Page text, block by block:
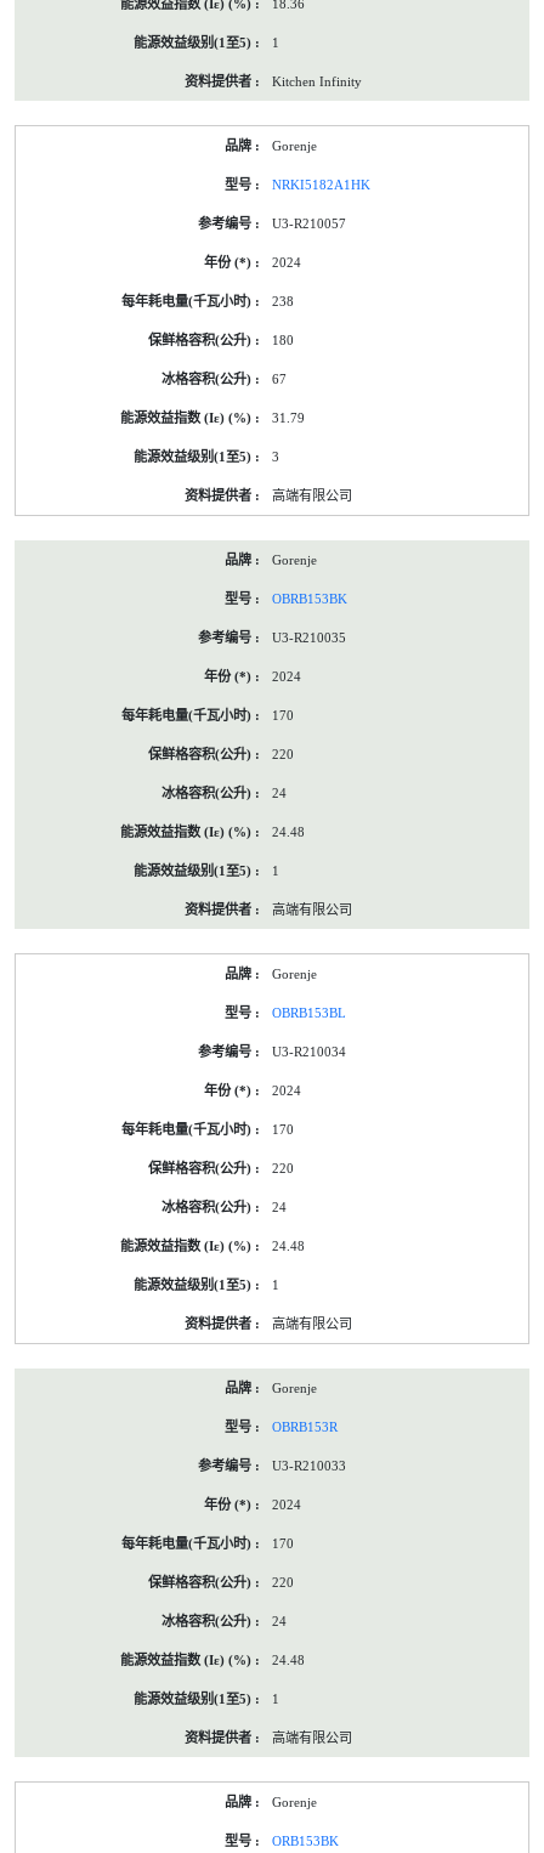
18.36
1
Kitchen Infinity
Gorenje
NRKI5182A1HK
U3-R210057
2024
238
180
67
31.79
3
高端有限公司
Gorenje
OBRB153BK
U3-R210035
2024
170
220
24
24.48
1
高端有限公司
Gorenje
OBRB153BL
U3-R210034
2024
170
220
24
24.48
1
高端有限公司
Gorenje
OBRB153R
U3-R210033
2024
170
220
24
24.48
1
高端有限公司
Gorenje
ORB153BK